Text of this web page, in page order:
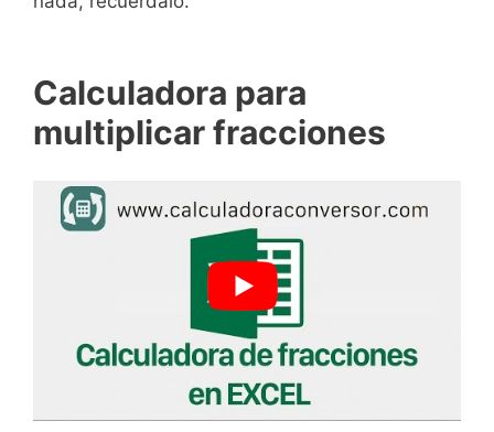
Calculadora para
multiplicar fracciones